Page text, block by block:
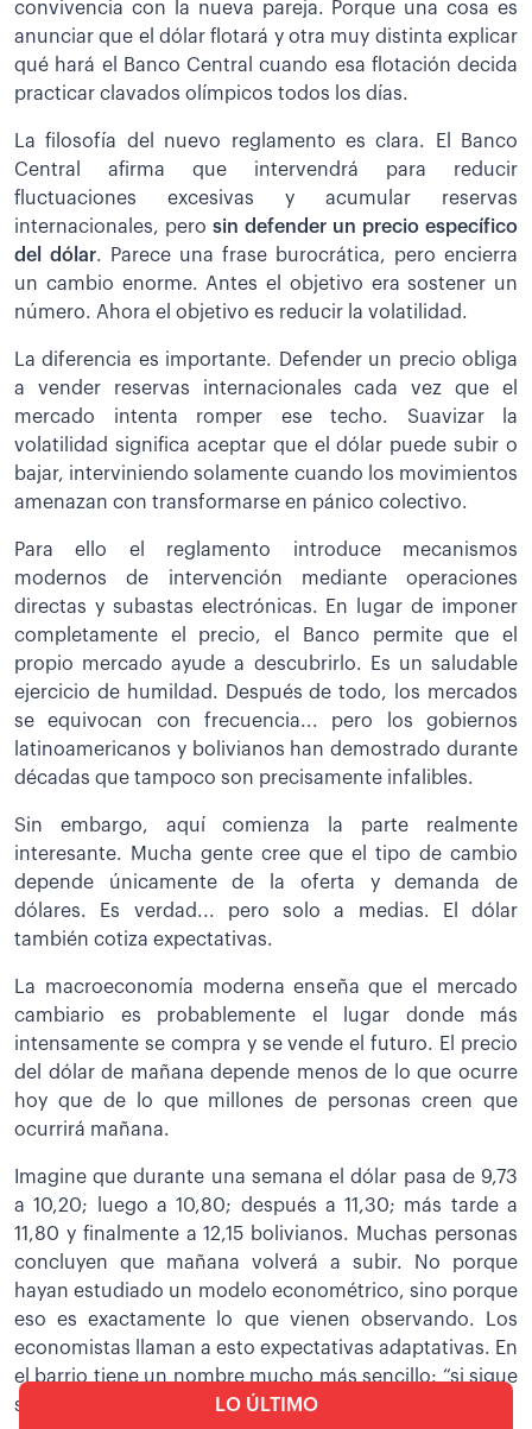
LO ÚLTIMO
convivencia con la nueva pareja. Porque una cosa es
anunciar que el dólar flotará y otra muy distinta explicar
qué hará el Banco Central cuando esa flotación decida
practicar clavados olímpicos todos los días.
La filosofía del nuevo reglamento es clara. El Banco
Central afirma que intervendrá para reducir
fluctuaciones excesivas y acumular reservas
internacionales, pero sin defender un precio específico
del dólar. Parece una frase burocrática, pero encierra
un cambio enorme. Antes el objetivo era sostener un
número. Ahora el objetivo es reducir la volatilidad.
La diferencia es importante. Defender un precio obliga
a vender reservas internacionales cada vez que el
mercado intenta romper ese techo. Suavizar la
volatilidad significa aceptar que el dólar puede subir o
bajar, interviniendo solamente cuando los movimientos
amenazan con transformarse en pánico colectivo.
Para ello el reglamento introduce mecanismos
modernos de intervención mediante operaciones
directas y subastas electrónicas. En lugar de imponer
completamente el precio, el Banco permite que el
propio mercado ayude a descubrirlo. Es un saludable
ejercicio de humildad. Después de todo, los mercados
se equivocan con frecuencia... pero los gobiernos
latinoamericanos y bolivianos han demostrado durante
décadas que tampoco son precisamente infalibles.
Sin embargo, aquí comienza la parte realmente
interesante. Mucha gente cree que el tipo de cambio
depende únicamente de la oferta y demanda de
dólares. Es verdad... pero solo a medias. El dólar
también cotiza expectativas.
La macroeconomía moderna enseña que el mercado
cambiario es probablemente el lugar donde más
intensamente se compra y se vende el futuro. El precio
del dólar de mañana depende menos de lo que ocurre
hoy que de lo que millones de personas creen que
ocurrirá mañana.
Imagine que durante una semana el dólar pasa de 9,73
a 10,20; luego a 10,80; después a 11,30; más tarde a
11,80 y finalmente a 12,15 bolivianos. Muchas personas
concluyen que mañana volverá a subir. No porque
hayan estudiado un modelo econométrico, sino porque
eso es exactamente lo que vienen observando. Los
economistas llaman a esto expectativas adaptativas. En
el barrio tiene un nombre mucho más sencillo: “si sigue
subiendo, mejor compro hoy antes que mañana”.